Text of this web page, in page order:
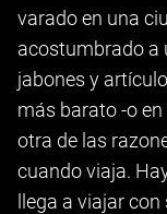
varado en una
acostumbrado a
jabones y
más barato -o
otra de las
cuando viaja.
llega a viajar